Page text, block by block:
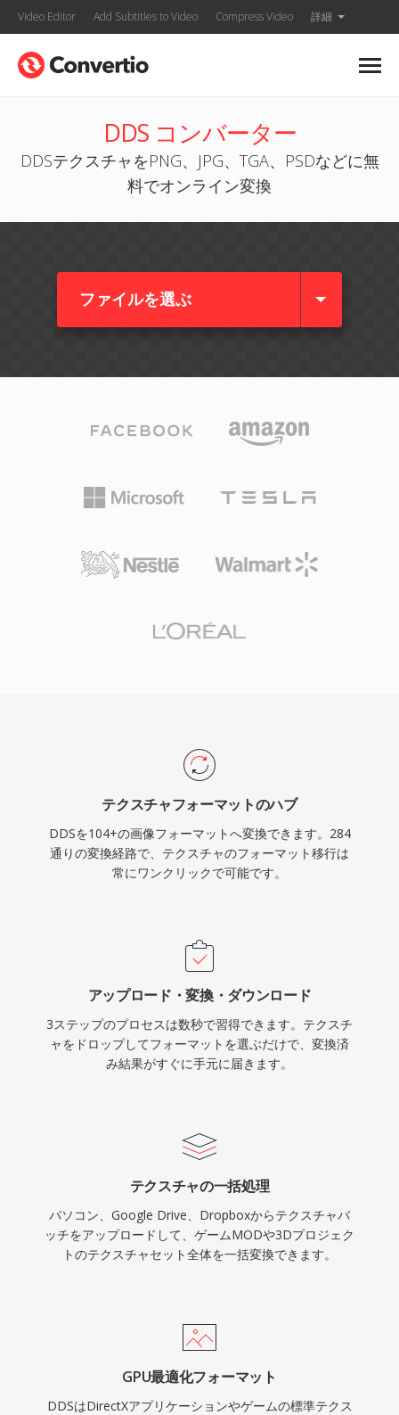
Video Editor Add Subtitles to Video Compress Video 詳細
DDS コンバーター
DDSテクスチャをPNG、JPG、TGA、PSDなどに無
料でオンライン変換
ファイルを選ぶ
テクスチャフォーマットのハブ
DDSを104+の画像フォーマットへ変換できます。284
通りの変換経路で、テクスチャのフォーマット移行は
常にワンクリックで可能です。
アップロード・変換・ダウンロード
3ステップのプロセスは数秒で習得できます。テクスチ
ャをドロップしてフォーマットを選ぶだけで、変換済
み結果がすぐに手元に届きます。
テクスチャの一括処理
パソコン、Google Drive、Dropboxからテクスチャバ
ッチをアップロードして、ゲームMODや3Dプロジェク
トのテクスチャセット全体を一括変換できます。
GPU最適化フォーマット
DDSはDirectXアプリケーションやゲームの標準テクス